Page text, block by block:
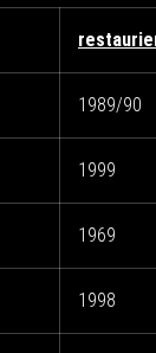
1989/90
1999
1969
1998